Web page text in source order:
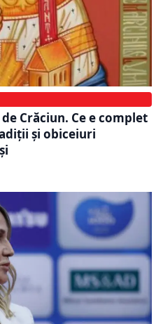
Crăciun. Ce e complet
și obiceiuri